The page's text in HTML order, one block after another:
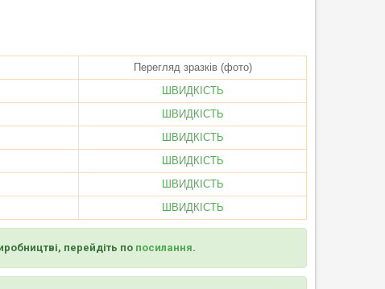
Перегляд зразків (фото)
ШВИДКІСТЬ
ШВИДКІСТЬ
ШВИДКІСТЬ
ШВИДКІСТЬ
ШВИДКІСТЬ
ШВИДКІСТЬ
перейдіть по посилання.